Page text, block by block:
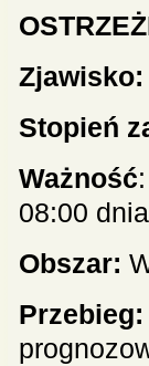
Zjawisko:
Stopień
Ważność
08:00
Obszar:
Przebieg: